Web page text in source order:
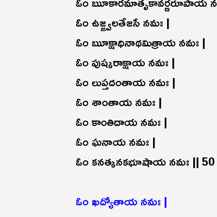
ఓం ఉజ్జ్వలతేజసే నమః |
ఓం ౠక్షాధినాథమిత్రాయ నమః |
ఓం పుష్కరాక్షాయ నమః |
ఓం లుప్తదంతాయ నమః |
ఓం శాంతాయ నమః |
ఓం కాంతిదాయ నమః |
ఓం ఘనాయ నమః |
ఓం కనత్కనకభూషాయ నమః ||
ఓం ఖద్యోతాయ నమః |